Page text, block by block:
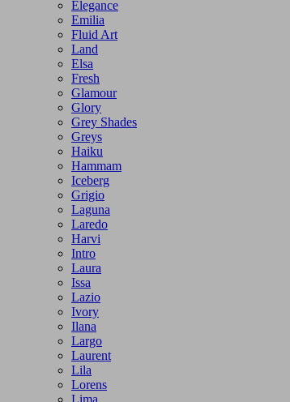
Elegance
Emilia
Fluid Art
Land
Elsa
Fresh
Glamour
Glory
Grey Shades
Greys
Haiku
Hammam
Iceberg
Grigio
Laguna
Laredo
Harvi
Intro
Laura
Issa
Lazio
Ivory
Ilana
Largo
Laurent
Lila
Lorens
Lima